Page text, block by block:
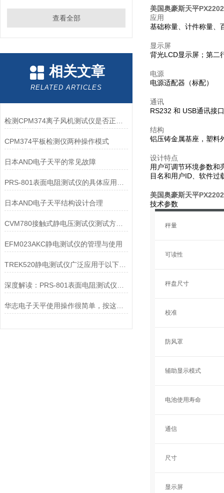
查看全部
相关文章
RELATED ARTICLES
CPM374平板检测仪两种操作模式
日本AND电子天平的常见故障
日本AND电子天平结构设计合理
CVM780接触式静电压测试仪测试方式，大家可以来此看看
EFM023AKC静电测试仪的管理与使用
TREK520静电测试仪广泛应用于以下领域
华志电子天平使用操作很简单，按这些步骤来就行
美国奥豪斯天平
应用
基础称量、计件称量、
显示屏
背光LCD显示屏；第二
电源
电源适配器（标配）
通讯
RS232 和 USB通讯接
结构
铝压铸金属基座，塑料
设计特点
用户可调节环境参数和
目名和用户ID、软件过
美国奥豪斯天平
技术参数
秤量
可读性
秤盘尺寸
校准
防风罩
辅助显示模式
电池使用寿命
通信
尺寸
显示屏